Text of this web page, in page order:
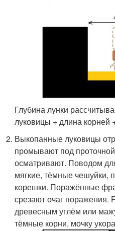
Глубина лунки
луковицы + длина корней
Выкопанные луковицы
промывают под
осматривают. Поводом
мягкие, тёмные чешуйки,
корешки. Поражённые
срезают очаг поражения.
древесным углём или
тёмные корни, мочку